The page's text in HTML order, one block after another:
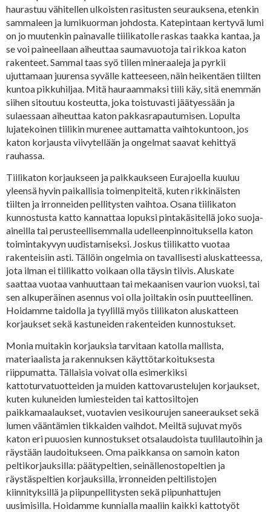
haurastuu vähitellen ulkoisten rasitusten seurauksena, etenkin
sammaleen ja lumikuorman johdosta. Katepintaan kertyvä lumi
on jo muutenkin painavalle tiilikatolle raskas taakka kantaa, ja
se voi paineellaan aiheuttaa saumavuotoja tai rikkoa katon
rakenteet. Sammal taas syö tiilen mineraaleja ja pyrkii
ujuttamaan juurensa syvälle katteeseen, näin heikentäen tiilten
kuntoa pikkuhiljaa. Mitä hauraammaksi tiili käy, sitä enemmän
siihen sitoutuu kosteutta, joka toistuvasti jäätyessään ja
sulaessaan aiheuttaa katon pakkasrapautumisen. Lopulta
lujatekoinen tiilikin murenee auttamatta vaihtokuntoon, jos
katon korjausta viivytellään ja ongelmat saavat kehittyä
rauhassa.
Tiilikaton korjaukseen ja paikkaukseen Eurajoella kuuluu
yleensä hyvin paikallisia toimenpiteitä, kuten rikkinäisten
tiilten ja irronneiden pellitysten vaihtoa. Osana tiilikaton
kunnostusta katto kannattaa lopuksi pintakäsitellä joko suoja-
aineilla tai perusteellisemmalla udelleenpinnoituksella katon
toimintakyvyn uudistamiseksi. Joskus tiilikatto vuotaa
rakenteisiin asti. Tällöin ongelmia on tavallisesti aluskatteessa,
jota ilman ei tiilikatto voikaan olla täysin tiivis. Aluskate
saattaa vuotaa vanhuuttaan tai mekaanisen vaurion vuoksi, tai
sen alkuperäinen asennus voi olla joiltakin osin puutteellinen.
Hoidamme taidolla ja tyylillä myös tiilikaton aluskatteen
korjaukset sekä kastuneiden rakenteiden kunnostukset.
Monia muitakin korjauksia tarvitaan katolla mallista,
materiaalista ja rakennuksen käyttötarkoituksesta
riippumatta. Tällaisia voivat olla esimerkiksi
kattoturvatuotteiden ja muiden kattovarustelujen korjaukset,
kuten kuluneiden lumiesteiden tai kattosiltojen
paikkamaalaukset, vuotavien vesikourujen saneeraukset sekä
lumen vääntämien tikkaiden vaihdot. Meiltä sujuvat myös
katon eri puuosien kunnostukset otsalaudoista tuulilautoihin ja
räystään laudoitukseen. Oma paikkansa on samoin katon
peltikorjauksilla: päätypeltien, seinällenostopeltien ja
räystäspeltien korjauksilla, irronneiden peltilistojen
kiinnityksillä ja piipunpellitysten sekä piipunhattujen
uusimisilla. Hoidamme kunnialla maaliin kaikki kattotyöt